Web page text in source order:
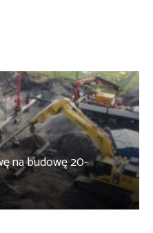
na budowę 20-